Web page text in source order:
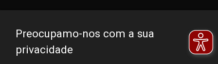
Preocupamo-nos com a sua
privacidade